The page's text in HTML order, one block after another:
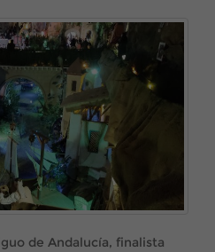
de Andalucía, finalista